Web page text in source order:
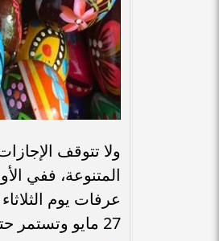
ولا تتوقف
المتنوعة، ففي
27 مايو وتستمر حتى الجمعة 29 من الشهر ذاته.